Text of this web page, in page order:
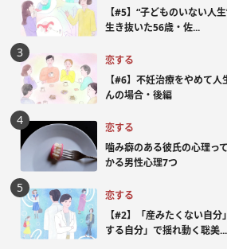
【#5】“子どものいない
生き抜いた56歳・佐...
恋する
【#6】不妊治療をやめて
んの場合・後編
恋する
噛み癖のある彼氏の心理っ
かる男性心理7つ
恋する
【#2】「産みたくない自
する自分」で揺れ動く聡美...